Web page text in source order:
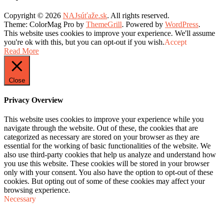
Copyright © 2026 NAJsúťaže.sk. All rights reserved.
Theme: ColorMag Pro by ThemeGrill. Powered by WordPress.
This website uses cookies to improve your experience. We'll assume
you're ok with this, but you can opt-out if you wish.Accept
Read More
Close
Privacy Overview
This website uses cookies to improve your experience while you
navigate through the website. Out of these, the cookies that are
categorized as necessary are stored on your browser as they are
essential for the working of basic functionalities of the website. We
also use third-party cookies that help us analyze and understand how
you use this website. These cookies will be stored in your browser
only with your consent. You also have the option to opt-out of these
cookies. But opting out of some of these cookies may affect your
browsing experience.
Necessary